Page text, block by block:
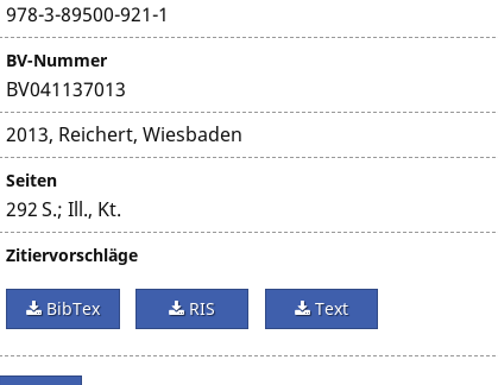
978-3-89500-921-1
BV-Nummer
BV041137013
2013, Reichert, Wiesbaden
Seiten
292 S.; Ill., Kt.
Zitiervorschläge
BibTex RIS Text